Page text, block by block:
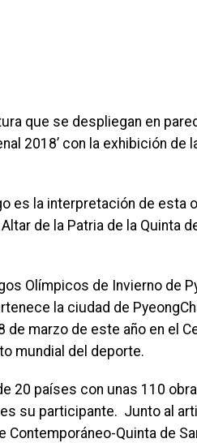
que se despliegan en
2018’ con la exhibición de
es la interpretación de esta
de la Patria de la Quinta
Olímpicos de Invierno de
la ciudad de
marzo de este año en el
mundial del deporte.
20 países con unas 110
su participante. Junto al
Quinta de